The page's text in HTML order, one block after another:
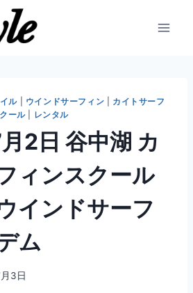
ル| ウインドサーフィン
カイトサーフ
ール| レンタル
2日 谷中湖 カ
ィンスクール
インドサーフ
ム
3日